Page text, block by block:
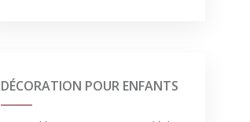
DÉCORATION POUR ENFANTS